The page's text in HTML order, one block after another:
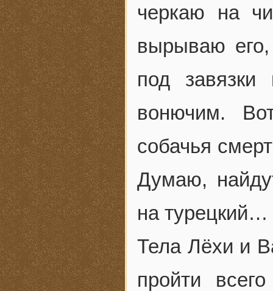
черкаю на
вырываю его,
под
вонючим.
собачья
Думаю,
на турецкий…
Тела Лёхи и
пройти